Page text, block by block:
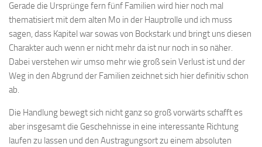
Gerade die Ursprünge fern fünf Familien wird hier noch mal
thematisiert mit dem alten Mo in der Hauptrolle und ich muss
sagen, dass Kapitel war sowas von Bockstark und bringt uns diesen
Charakter auch wenn er nicht mehr da ist nur noch in so näher.
Dabei verstehen wir umso mehr wie groß sein Verlust ist und der
Weg in den Abgrund der Familien zeichnet sich hier definitiv schon
ab.
Die Handlung bewegt sich nicht ganz so groß vorwärts schafft es
aber insgesamt die Geschehnisse in eine interessante Richtung
laufen zu lassen und den Austragungsort zu einem absoluten